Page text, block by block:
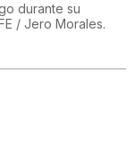
durante su
/ Jero Morales.